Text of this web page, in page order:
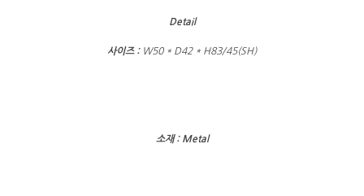
Detail
사이즈 : W50 * D42 * H83/45(SH)
소재 : Metal